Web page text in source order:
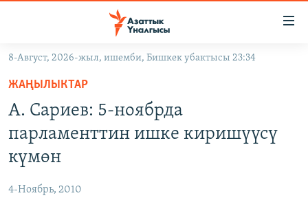
Навигацияга
өтүңүз
Издөөгө
салыңызКЫРГЫЗСТАН
МАДАНИЯТ
ДҮЙНӨ
УКРАИНА
ТВ ПРОГРАММАЛАР
8-Август, 2026-жыл, ишемби, Бишкек убактысы 23:34
ЖАҢЫЛЫКТАР
А. Сариев: 5-ноябрда
парламенттин ишке киришүүсү
күмөн
4-Ноябрь, 2010